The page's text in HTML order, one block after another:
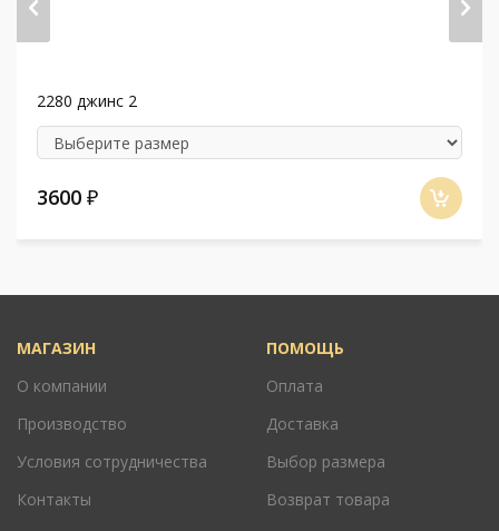
2280 джинс 2
3600 ₽
МАГАЗИН
О компании
Производство
Условия сотрудничества
Контакты
ПОМОЩЬ
Оплата
Доставка
Выбор размера
Возврат товара